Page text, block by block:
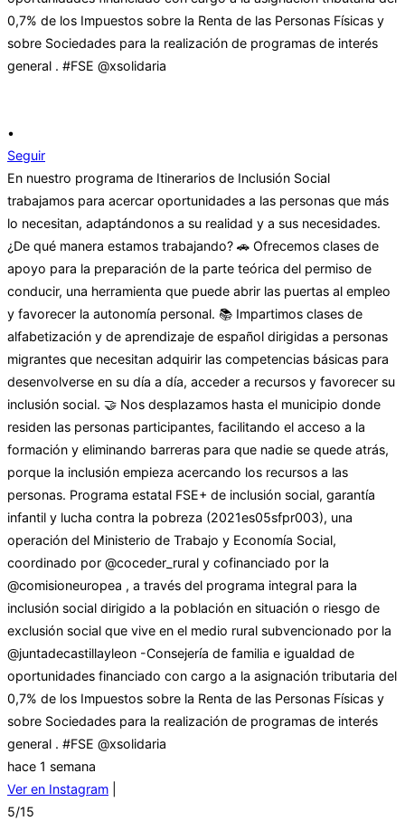
•
Seguir
En nuestro programa de Itinerarios de Inclusión Social
trabajamos para acercar oportunidades a las personas que más
lo necesitan, adaptándonos a su realidad y a sus necesidades.
¿De qué manera estamos trabajando? 🚗 Ofrecemos clases de
apoyo para la preparación de la parte teórica del permiso de
conducir, una herramienta que puede abrir las puertas al empleo
y favorecer la autonomía personal. 📚 Impartimos clases de
alfabetización y de aprendizaje de español dirigidas a personas
migrantes que necesitan adquirir las competencias básicas para
desenvolverse en su día a día, acceder a recursos y favorecer su
inclusión social. 🤝 Nos desplazamos hasta el municipio donde
residen las personas participantes, facilitando el acceso a la
formación y eliminando barreras para que nadie se quede atrás,
porque la inclusión empieza acercando los recursos a las
personas. Programa estatal FSE+ de inclusión social, garantía
infantil y lucha contra la pobreza (2021es05sfpr003), una
operación del Ministerio de Trabajo y Economía Social,
coordinado por @coceder_rural y cofinanciado por la
@comisioneuropea , a través del programa integral para la
inclusión social dirigido a la población en situación o riesgo de
exclusión social que vive en el medio rural subvencionado por la
@juntadecastillayleon -Consejería de familia e igualdad de
oportunidades financiado con cargo a la asignación tributaria del
0,7% de los Impuestos sobre la Renta de las Personas Físicas y
sobre Sociedades para la realización de programas de interés
general . #FSE @xsolidaria
hace 1 semana
Ver en Instagram
5/15